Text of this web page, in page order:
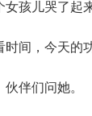
孩儿哭了起
，今天的功
伴们问她。